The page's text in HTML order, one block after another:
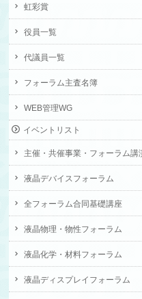
虹彩賞
役員一覧
代議員一覧
フォーラム主査名簿
WEB管理WG
イベントリスト
主催・共催事業・フォーラム講
液晶デバイスフォーラム
全フォーラム合同基礎講座
液晶物理・物性フォーラム
液晶化学・材料フォーラム
液晶ディスプレイフォーラム